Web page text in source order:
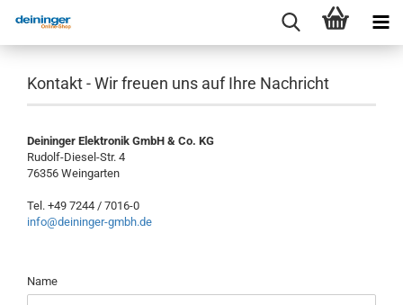
Kontakt - Wir freuen uns auf Ihre Nachricht
Deininger Elektronik GmbH & Co. KG
Rudolf-Diesel-Str. 4
76356 Weingarten
Tel. +49 7244 / 7016-0
info@deininger-gmbh.de
KONTAKT
-
Name